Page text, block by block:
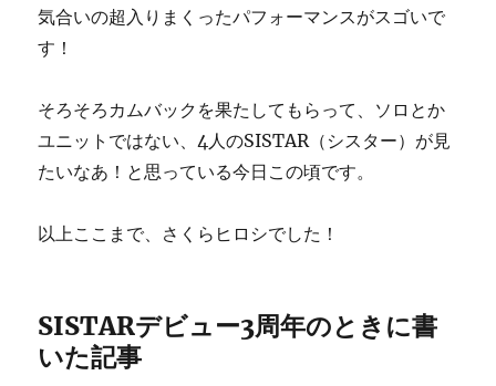
気合いの超入りまくったパフォーマンスがスゴいで
す！
そろそろカムバックを果たしてもらって、ソロとか
ユニットではない、4人のSISTAR（シスター）が見
たいなあ！と思っている今日この頃です。
以上ここまで、さくらヒロシでした！
SISTARデビュー3周年のときに書
いた記事